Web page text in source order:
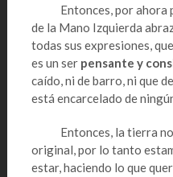
Entonces, por ahora
de la Mano Izquierda
todas sus expresiones,
es un ser pensante y
caído, ni de barro, ni que
está encarcelado de
Entonces, la tierra no
original, por lo tanto
estar, haciendo lo que